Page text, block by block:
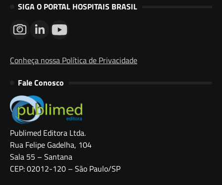
SIGA O PORTAL HOSPITAIS BRASIL
Conheça nossa Política de Privacidade
Fale Conosco
Publimed Editora Ltda.
Rua Felipe Gadelha, 104
Sala 55 – Santana
CEP: 02012-120 – São Paulo/SP